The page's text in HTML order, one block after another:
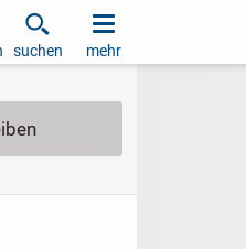
suchen mehr